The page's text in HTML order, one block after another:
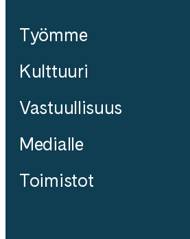
Työmme
Kulttuuri
Vastuullisuus
Medialle
Toimistot